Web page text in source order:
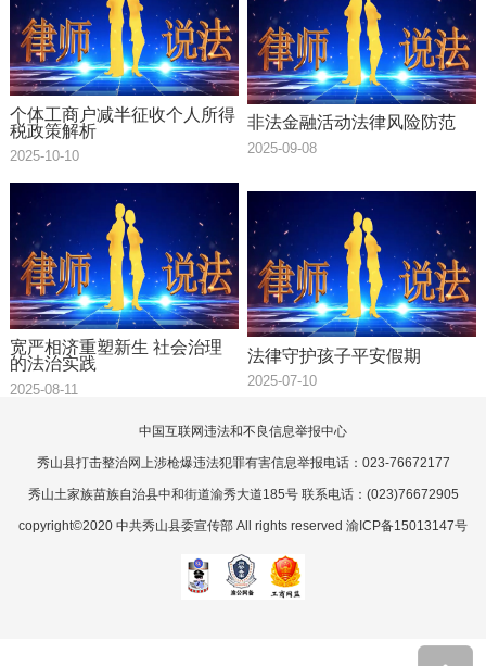
个体工商户减半征收个人所得
税政策解析
2025-10-10
非法金融活动法律风险防范
2025-09-08
宽严相济重塑新生 社会治理
的法治实践
2025-08-11
法律守护孩子平安假期
2025-07-10
中国互联网违法和不良信息举报中心
秀山县打击整治网上涉枪爆违法犯罪有害信息举报电话：023-76672177
秀山土家族苗族自治县中和街道渝秀大道185号 联系电话：(023)76672905
copyright©2020 中共秀山县委宣传部 All rights reserved 渝ICP备15013147号